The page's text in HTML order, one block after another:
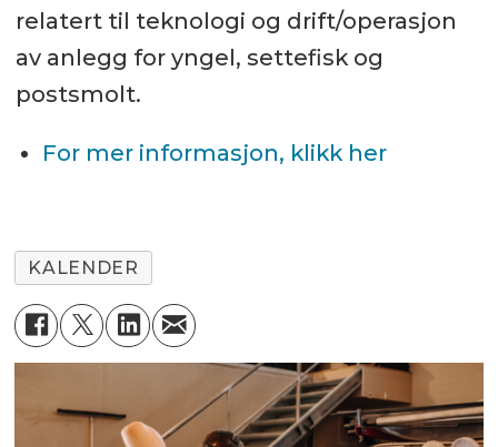
relatert til teknologi og drift/operasjon
av anlegg for yngel, settefisk og
postsmolt.
For mer informasjon, klikk her
KALENDER